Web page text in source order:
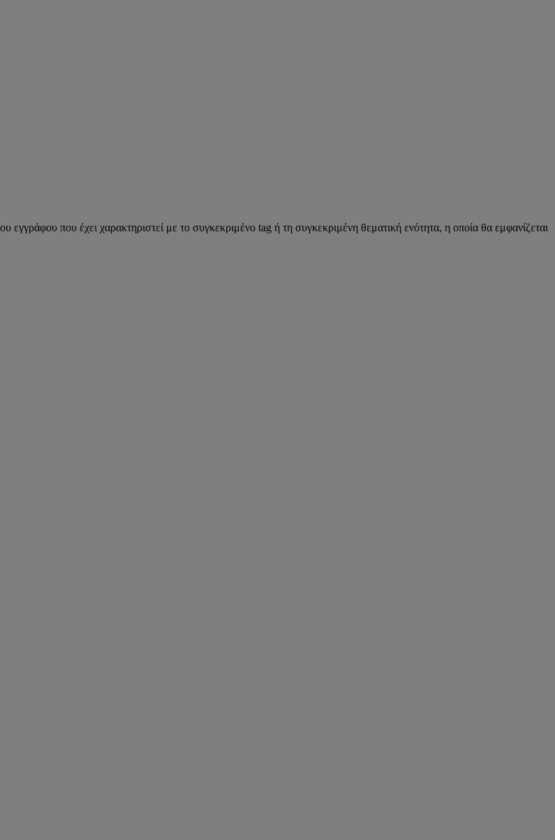
που έχει χαρακτηριστεί με το συγκεκριμένο tag ή τη συγκεκριμένη θεματική ενότητα, η οποία θα εμφανίζεται